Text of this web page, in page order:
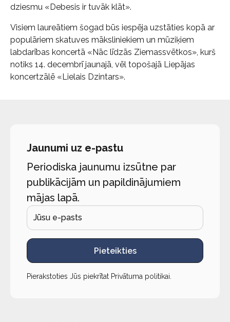
dziesmu «Debesis ir tuvāk klāt».
Visiem laureātiem šogad būs iespēja uzstāties kopā ar
populāriem skatuves māksliniekiem un mūziķiem
labdarības koncertā «Nāc līdzās Ziemassvētkos», kurš
notiks 14. decembrī jaunajā, vēl topošajā Liepājas
koncertzālē «Lielais Dzintars».
Jaunumi uz e-pastu
Periodiska jaunumu izsūtne par
publikācijām un papildinājumiem
mājas lapā.
Pieteikties
Pierakstoties Jūs piekrītat Privātuma politikai